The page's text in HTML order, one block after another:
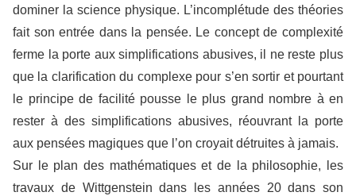
dominer la science physique. L’incomplétude des théories
fait son entrée dans la pensée. Le concept de complexité
ferme la porte aux simplifications abusives, il ne reste plus
que la clarification du complexe pour s’en sortir et pourtant
le principe de facilité pousse le plus grand nombre à en
rester à des simplifications abusives, réouvrant la porte
aux pensées magiques que l’on croyait détruites à jamais.
Sur le plan des mathématiques et de la philosophie, les
travaux de Wittgenstein dans les années 20 dans son